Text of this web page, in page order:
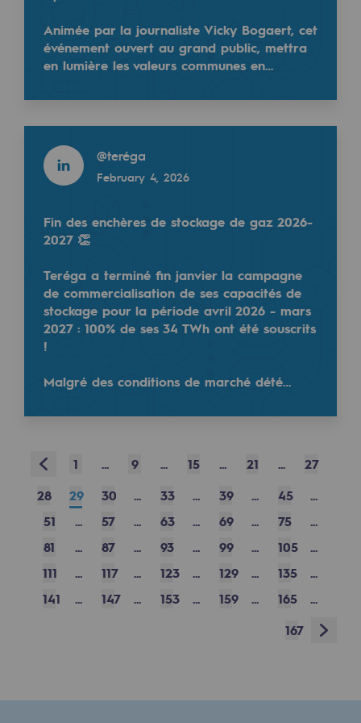
Safety and cybersecurity
Health and safety at work
Responsible governance
Organisation
Sustainable procurement
Endowment fund
Presentation of the endowment fund
Contact us or submit a project
Our activities
Our activities
Gas transport
Gas transport
Operation of the gas grid
Hier, Eric GOUMONDIE, responsable des
Read more
Hier, Eric GOUMONDIE, responsable des
Read more
Animée par la journaliste Vicky Bogaert, cet
événement ouvert au grand public, mettra
en lumière les valeurs communes en…
@teréga
February 4, 2026
Fin des enchères de stockage de gaz 2026-
2027 👏
Teréga a terminé fin janvier la campagne
de commercialisation de ses capacités de
stockage pour la période avril 2026 - mars
2027 : 100% de ses 34 TWh ont été souscrits
!
Malgré des conditions de marché dété…
Prev 1 ... 9 ... 15 ... 21 ...
27
28
29 30 ... 33 ... 39 ... 45
...
51
... 57 ... 63 ... 69 ... 75
...
81
... 87 ... 93 ... 99 ... 105
...
111
... 117 ... 123 ... 129 ... 135
...
141
... 147 ... 153 ... 159 ... 165
...
167
Next